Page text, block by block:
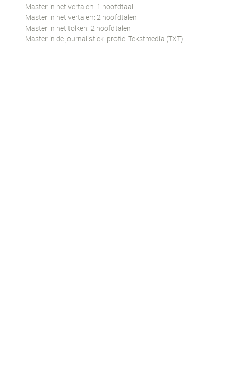
Master in het vertalen: 1 hoofdtaal
Master in het vertalen: 2 hoofdtalen
Master in het tolken: 2 hoofdtalen
Master in de journalistiek: profiel Tekstmedia (TXT)